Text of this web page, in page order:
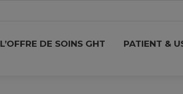
L’OFFRE DE SOINS GHT PATIENT &